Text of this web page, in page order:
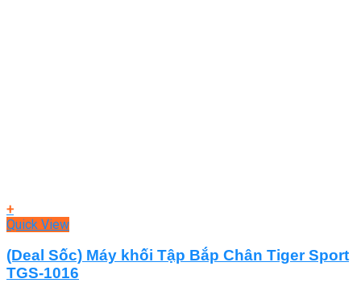
+
Quick View
(Deal Sốc) Máy khối Tập Bắp Chân Tiger Sport
TGS-1016